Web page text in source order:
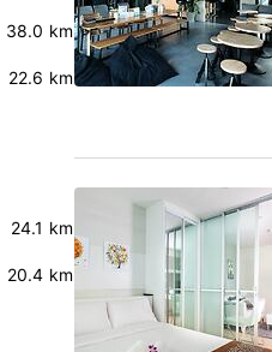
38.0 km
22.6 km
24.1 km
20.4 km